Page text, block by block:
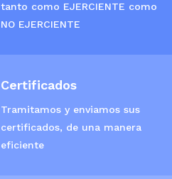
tanto como EJERCIENTE como
NO EJERCIENTE
Certificados
Tramitamos y enviamos sus
certificados, de una manera
eficiente